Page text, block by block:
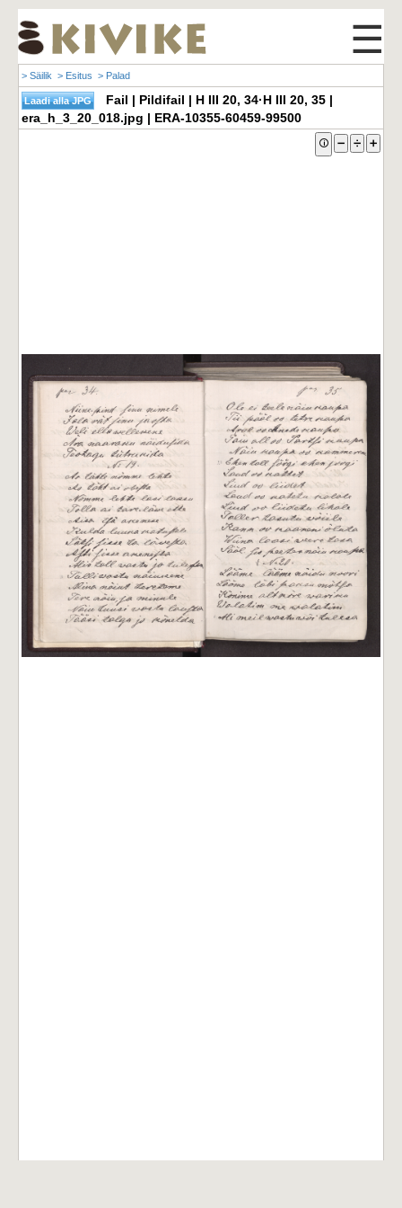
☰
> Säilik > Esitus > Palad
Fail | Pildifail | H III 20, 34·H III 20, 35 |
era_h_3_20_018.jpg | ERA-10355-60459-99500